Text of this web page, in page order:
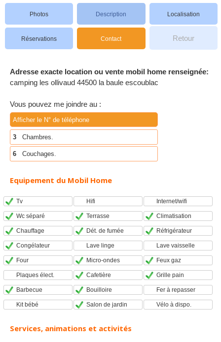
Photos Description Localisation
Réservations Contact Retour
Adresse exacte location ou vente mobil home renseignée:
camping les ollivaud 44500 la baule escoublac
Vous pouvez me joindre au :
Afficher le N° de téléphone
3 Chambres.
6 Couchages.
Equipement du Mobil Home
Tv Hifi Internet/wifi
Wc séparé Terrasse Climatisation
Chauffage Dét. de fumée Réfrigérateur
Congélateur Lave linge Lave vaisselle
Four Micro-ondes Feux gaz
Plaques élect. Cafetière Grille pain
Barbecue Bouilloire Fer à repasser
Kit bébé Salon de jardin Vélo à dispo.
Services, animations et activités